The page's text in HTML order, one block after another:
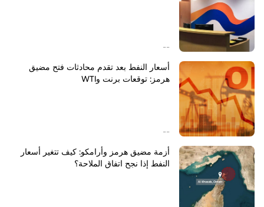
--
أسعار النفط بعد تقدم محادثات فتح مضيق
هرمز: توقعات برنت وWTI
--
أزمة مضيق هرمز وأرامكو: كيف تتغير أسعار
النفط إذا نجح اتفاق الملاحة؟